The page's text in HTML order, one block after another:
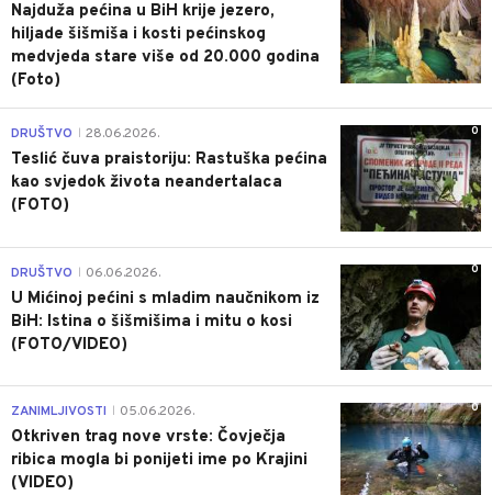
Najduža pećina u BiH krije jezero,
hiljade šišmiša i kosti pećinskog
medvjeda stare više od 20.000 godina
(Foto)
0
DRUŠTVO 28.06.2026.
Teslić čuva praistoriju: Rastuška pećina
kao svjedok života neandertalaca
(FOTO)
0
DRUŠTVO 06.06.2026.
U Mićinoj pećini s mladim naučnikom iz
BiH: Istina o šišmišima i mitu o kosi
(FOTO/VIDEO)
0
ZANIMLJIVOSTI 05.06.2026.
Otkriven trag nove vrste: Čovječja
ribica mogla bi ponijeti ime po Krajini
(VIDEO)